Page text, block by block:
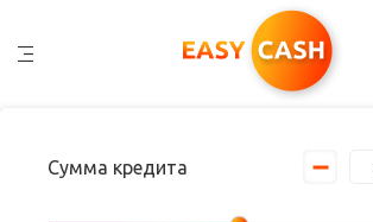
Сумма кредита